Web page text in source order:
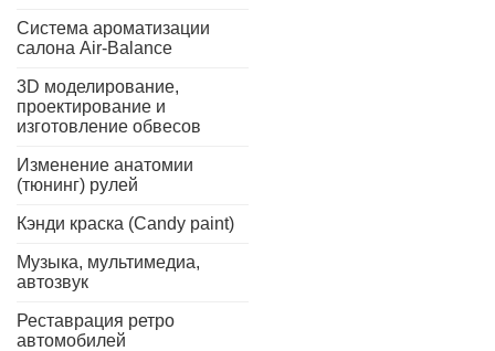
Система ароматизации
салона Air-Balance
3D моделирование,
проектирование и
изготовление обвесов
Изменение анатомии
(тюнинг) рулей
Кэнди краска (Candy paint)
Музыка, мультимедиа,
автозвук
Реставрация ретро
автомобилей